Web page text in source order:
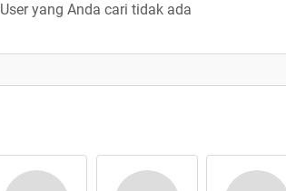
User yang Anda cari tidak ada